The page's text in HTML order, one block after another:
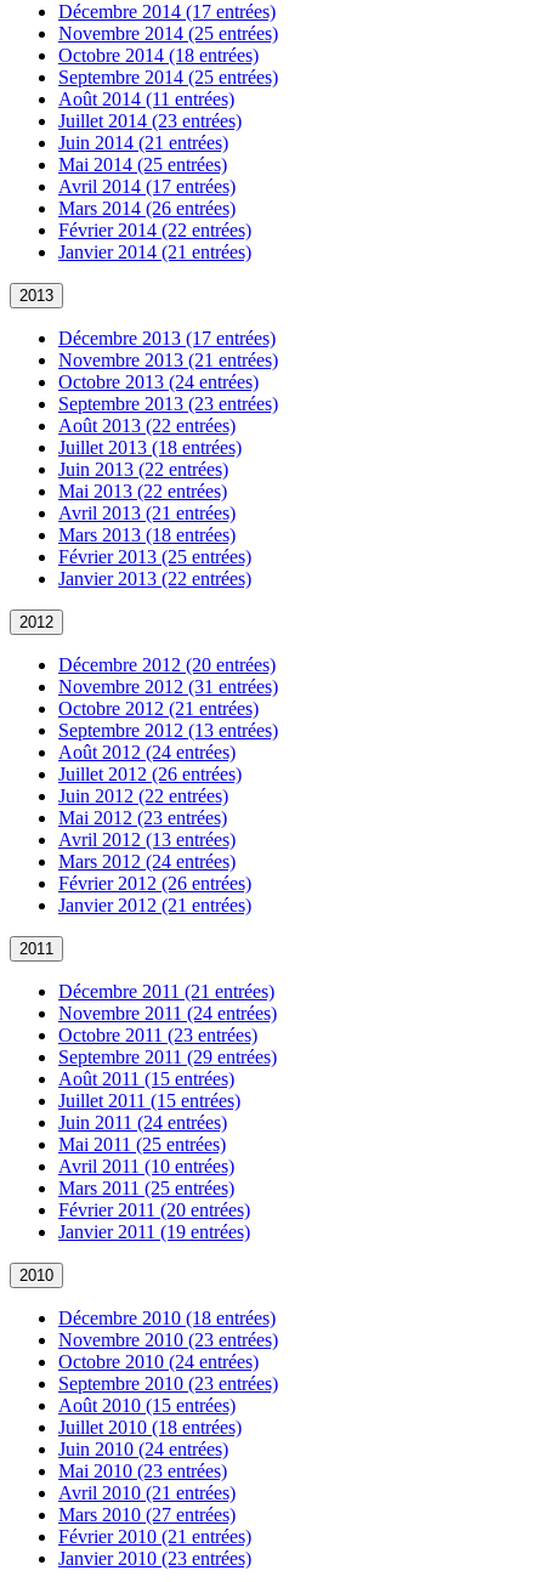
Décembre 2014 (17 entrées)
Novembre 2014 (25 entrées)
Octobre 2014 (18 entrées)
Septembre 2014 (25 entrées)
Août 2014 (11 entrées)
Juillet 2014 (23 entrées)
Juin 2014 (21 entrées)
Mai 2014 (25 entrées)
Avril 2014 (17 entrées)
Mars 2014 (26 entrées)
Février 2014 (22 entrées)
Janvier 2014 (21 entrées)
2013
Décembre 2013 (17 entrées)
Novembre 2013 (21 entrées)
Octobre 2013 (24 entrées)
Septembre 2013 (23 entrées)
Août 2013 (22 entrées)
Juillet 2013 (18 entrées)
Juin 2013 (22 entrées)
Mai 2013 (22 entrées)
Avril 2013 (21 entrées)
Mars 2013 (18 entrées)
Février 2013 (25 entrées)
Janvier 2013 (22 entrées)
2012
Décembre 2012 (20 entrées)
Novembre 2012 (31 entrées)
Octobre 2012 (21 entrées)
Septembre 2012 (13 entrées)
Août 2012 (24 entrées)
Juillet 2012 (26 entrées)
Juin 2012 (22 entrées)
Mai 2012 (23 entrées)
Avril 2012 (13 entrées)
Mars 2012 (24 entrées)
Février 2012 (26 entrées)
Janvier 2012 (21 entrées)
2011
Décembre 2011 (21 entrées)
Novembre 2011 (24 entrées)
Octobre 2011 (23 entrées)
Septembre 2011 (29 entrées)
Août 2011 (15 entrées)
Juillet 2011 (15 entrées)
Juin 2011 (24 entrées)
Mai 2011 (25 entrées)
Avril 2011 (10 entrées)
Mars 2011 (25 entrées)
Février 2011 (20 entrées)
Janvier 2011 (19 entrées)
2010
Décembre 2010 (18 entrées)
Novembre 2010 (23 entrées)
Octobre 2010 (24 entrées)
Septembre 2010 (23 entrées)
Août 2010 (15 entrées)
Juillet 2010 (18 entrées)
Juin 2010 (24 entrées)
Mai 2010 (23 entrées)
Avril 2010 (21 entrées)
Mars 2010 (27 entrées)
Février 2010 (21 entrées)
Janvier 2010 (23 entrées)